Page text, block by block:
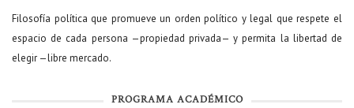
Filosofía política que promueve un orden político y legal que respete el
espacio de cada persona —propiedad privada— y permita la libertad de
elegir —libre mercado.
PROGRAMA ACADÉMICO